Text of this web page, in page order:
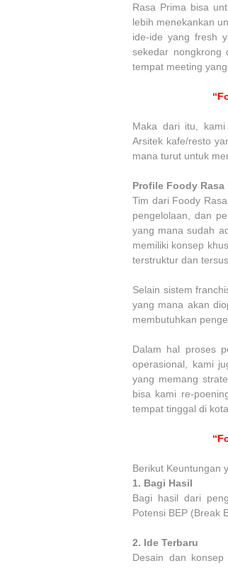
Rasa Prima bisa
lebih menekankan
ide-ide yang fresh
sekedar nongkrong
tempat meeting yang
Maka dari itu, kami
Arsitek kafe/resto
mana turut untuk
Profile Foody Rasa
Tim dari Foody
pengelolaan, dan
yang mana sudah
memiliki konsep
terstruktur dan
Selain sistem
yang mana akan
membutuhkan
Dalam hal proses
operasional, kami
yang memang
bisa kami re-
tempat tinggal di kota
Berikut Keuntungan
1. Bagi Hasil
Bagi hasil dari
Potensi BEP (Break
2. Ide Terbaru
Desain dan